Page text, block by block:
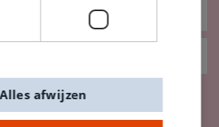
Alles afwijzen